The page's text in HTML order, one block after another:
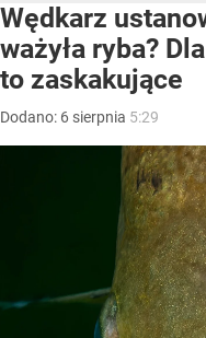
Wędkarz
ważyła ryba?
to zaskakujące
Dodano: 6 sierpnia 5:29